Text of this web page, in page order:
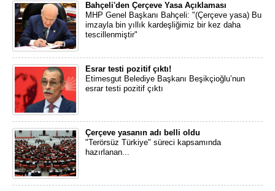
Bahçeli'den Çerçeve Yasa Açıklaması
MHP Genel Başkanı Bahçeli: "(Çerçeve yasa) Bu
imzayla bin yıllık kardeşliğimiz bir kez daha
tescillenmiştir"
Esrar testi pozitif çıktı!
Etimesgut Belediye Başkanı Beşikçioğlu’nun
esrar testi pozitif çıktı
Çerçeve yasanın adı belli oldu
"Terörsüz Türkiye" süreci kapsamında
hazırlanan...